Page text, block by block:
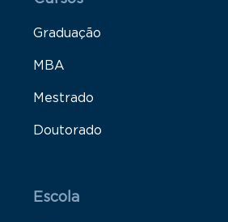
Graduação
MBA
Mestrado
Doutorado
Escola